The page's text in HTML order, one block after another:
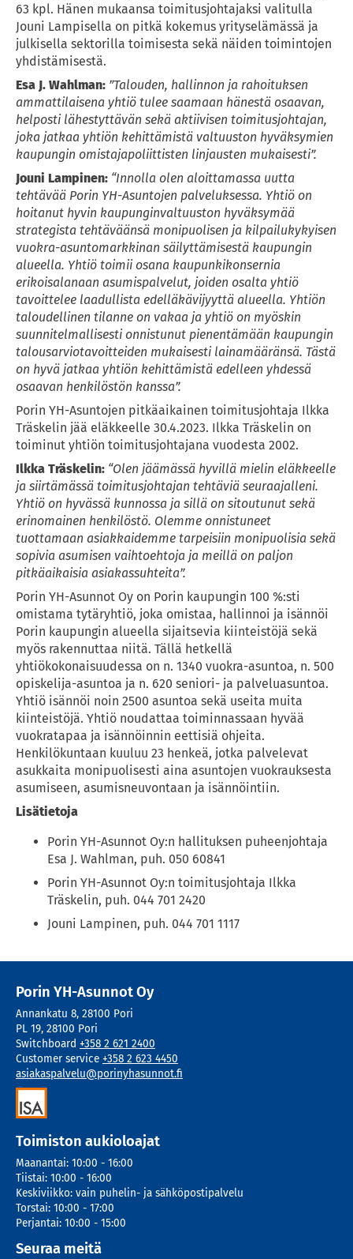
63 kpl. Hänen mukaansa toimitusjohtajaksi valitulla
Jouni Lampisella on pitkä kokemus yrityselämässä ja
julkisella sektorilla toimisesta sekä näiden toimintojen
yhdistämisestä.
Esa J. Wahlman: ”Talouden, hallinnon ja rahoituksen
ammattilaisena yhtiö tulee saamaan hänestä osaavan,
helposti lähestyttävän sekä aktiivisen toimitusjohtajan,
joka jatkaa yhtiön kehittämistä valtuuston hyväksymien
kaupungin omistajapoliittisten linjausten mukaisesti”.
Jouni Lampinen: “Innolla olen aloittamassa uutta
tehtävää Porin YH-Asuntojen palveluksessa. Yhtiö on
hoitanut hyvin kaupunginvaltuuston hyväksymää
strategista tehtäväänsä monipuolisen ja kilpailukykyisen
vuokra-asuntomarkkinan säilyttämisestä kaupungin
alueella. Yhtiö toimii osana kaupunkikonsernia
erikoisalanaan asumispalvelut, joiden osalta yhtiö
tavoittelee laadullista edelläkävijyyttä alueella. Yhtiön
taloudellinen tilanne on vakaa ja yhtiö on myöskin
suunnitelmallisesti onnistunut pienentämään kaupungin
talousarviotavoitteiden mukaisesti lainamääränsä. Tästä
on hyvä jatkaa yhtiön kehittämistä edelleen yhdessä
osaavan henkilöstön kanssa”.
Porin YH-Asuntojen pitkäaikainen toimitusjohtaja Ilkka
Träskelin jää eläkkeelle 30.4.2023. Ilkka Träskelin on
toiminut yhtiön toimitusjohtajana vuodesta 2002.
Ilkka Träskelin: “Olen jäämässä hyvillä mielin eläkkeelle
ja siirtämässä toimitusjohtajan tehtäviä seuraajalleni.
Yhtiö on hyvässä kunnossa ja sillä on sitoutunut sekä
erinomainen henkilöstö. Olemme onnistuneet
tuottamaan asiakkaidemme tarpeisiin monipuolisia sekä
sopivia asumisen vaihtoehtoja ja meillä on paljon
pitkäaikaisia asiakassuhteita”.
Porin YH-Asunnot Oy on Porin kaupungin 100 %:sti
omistama tytäryhtiö, joka omistaa, hallinnoi ja isännöi
Porin kaupungin alueella sijaitsevia kiinteistöjä sekä
myös rakennuttaa niitä. Tällä hetkellä
yhtiökokonaisuudessa on n. 1340 vuokra-asuntoa, n. 500
opiskelija-asuntoa ja n. 620 seniori- ja palveluasuntoa.
Yhtiö isännöi noin 2500 asuntoa sekä useita muita
kiinteistöjä. Yhtiö noudattaa toiminnassaan hyvää
vuokratapaa ja isännöinnin eettisiä ohjeita.
Henkilökuntaan kuuluu 23 henkeä, jotka palvelevat
asukkaita monipuolisesti aina asuntojen vuokrauksesta
asumiseen, asumisneuvontaan ja isännöintiin.
Lisätietoja
Porin YH-Asunnot Oy:n hallituksen puheenjohtaja
Esa J. Wahlman, puh. 050 60841
Porin YH-Asunnot Oy:n toimitusjohtaja Ilkka
Träskelin, puh. 044 701 2420
Jouni Lampinen, puh. 044 701 1117
Porin YH-Asunnot Oy
Annankatu 8, 28100 Pori
PL 19, 28100 Pori
Switchboard +358 2 621 2400
Customer service +358 2 623 4450
asiakaspalvelu@porinyhasunnot.fi
Toimiston aukioloajat
Maanantai: 10:00 - 16:00
Tiistai: 10:00 - 16:00
Keskiviikko: vain puhelin- ja sähköpostipalvelu
Torstai: 10:00 - 17:00
Perjantai: 10:00 - 15:00
Seuraa meitä